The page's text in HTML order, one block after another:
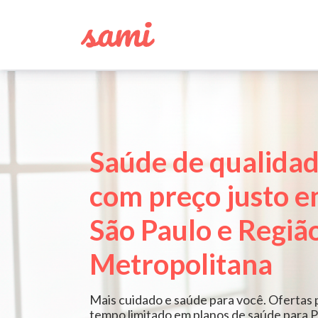
Saúde de
com preço justo
São Paulo e
Metropolitana
Mais cuidado e saúde para você. Ofertas
tempo limitado em planos de saúde para